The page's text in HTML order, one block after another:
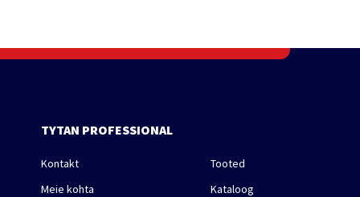
TYTAN PROFESSIONAL
Kontakt
Meie kohta
Tooted
Kataloog